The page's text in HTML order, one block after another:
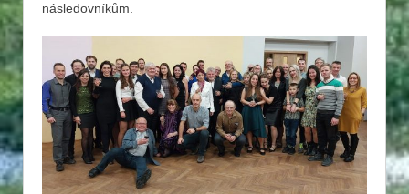
následovníkům.